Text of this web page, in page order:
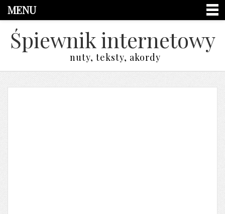
MENU
Śpiewnik internetowy
nuty, teksty, akordy